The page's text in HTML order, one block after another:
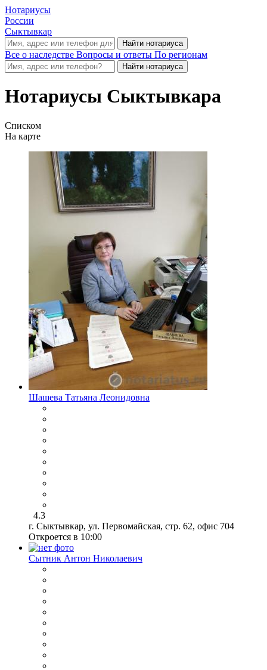
Нотариусы
России
Сыктывкар
Все о наследстве Вопросы и ответы По регионам
Нотариусы Сыктывкара
Списком
На карте
Шашева Татьяна Леонидовна
4.3
г. Сыктывкар, ул. Первомайская, стр. 62, офис 704
Откроется в 10:00
Сытник Антон Николаевич